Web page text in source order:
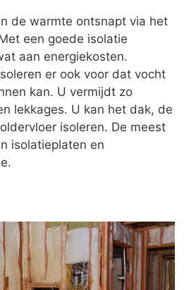
de warmte ontsnapt via het
een goede isolatie
aan energiekosten.
er ook voor dat vocht
kan. U vermijdt zo
lekkages. U kan het dak, de
isoleren. De meest
isolatieplaten en